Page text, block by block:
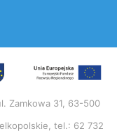
Zamkowa 31, 63-500
tel.: 62 732